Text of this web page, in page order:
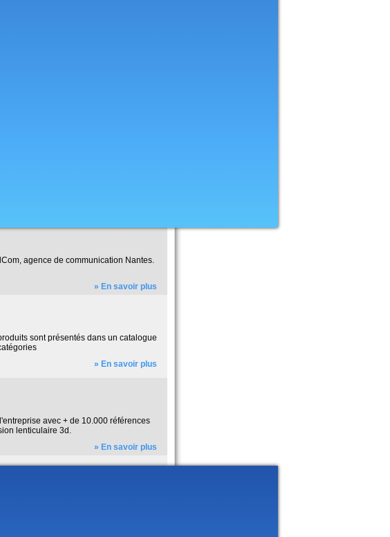
agence de communication Nantes.
» En savoir plus
sont présentés dans un catalogue
» En savoir plus
avec + de 10.000 références
lenticulaire 3d.
» En savoir plus